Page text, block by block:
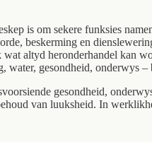
is om sekere funksies
beskerming en
altyd heronderhandel kan
gesondheid, onderwys –
gesondheid,
van luuksheid. In